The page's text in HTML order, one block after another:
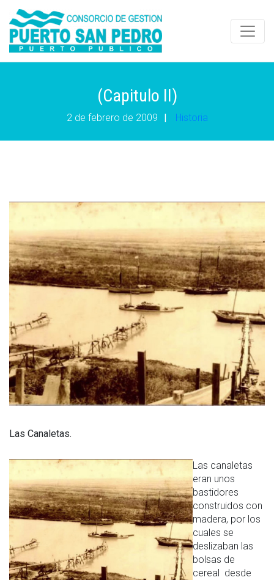
(Capitulo II)
2 de febrero de 2009 | Historia
Las Canaletas.
Las canaletas
eran unos
bastidores
construidos con
madera, por los
cuales se
deslizaban las
bolsas de
cereal desde